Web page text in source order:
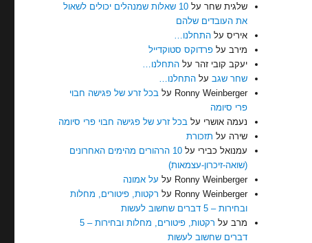
שלגית שחר על
10 שאלות שמנהלים יכולים לשאול
את העובדים שלהם
איריס עלהתחלנו…
מירב עלפרדוקס סטוקדייל
יעקב קובי זהר עלהתחלנו…
שחר שגב עלהתחלנו…
Ronny Weinberger עלבכל זרע של פגישה חבוי
פרי סיומה
נעמה אושרי עלבכל זרע של פגישה חבוי פרי סיומה
שירה על תזכורת
עמנואל כבירי על
10 הרהורים מהימים האחרונים
(שואה-זיכרון-עצמאות)
Ronny Weinberger על על אמונה
Ronny Weinberger על רקטות, פיטורים, מחלות
ובחירות – 5 דברים שחשוב לעשות
מרב על
רקטות, פיטורים, מחלות ובחירות – 5
דברים שחשוב לעשות